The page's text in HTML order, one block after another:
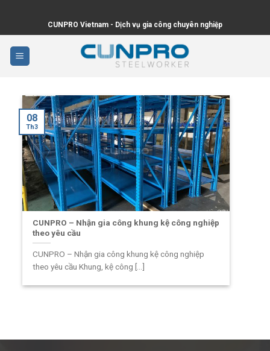
content
CUNPRO Vietnam - Dịch vụ gia công chuyên nghiệp
CUNPRO – Nhận gia công khung kệ công nghiệp
theo yêu cầu
CUNPRO – Nhận gia công khung kệ công nghiệp
theo yêu cầu Khung, kệ công [...]
08
Th3